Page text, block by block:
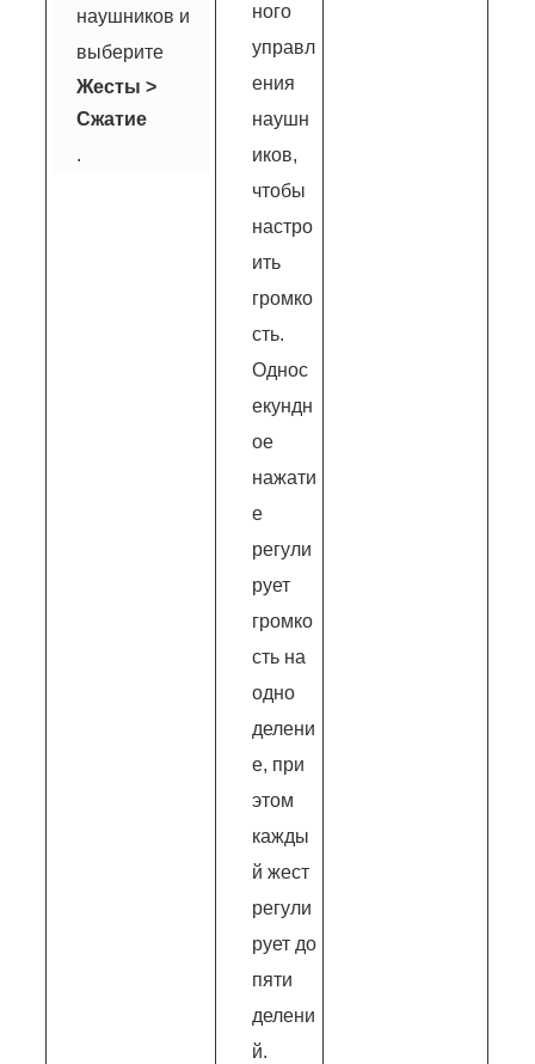
наушников и
выберите
Жесты >
Сжатие
.
ного
управл
ения
наушн
иков,
чтобы
настро
ить
громко
сть.
Однос
екундн
ое
нажати
е
регули
рует
громко
сть на
одно
делени
е, при
этом
кажды
й жест
регули
рует до
пяти
делени
й.